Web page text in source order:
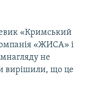
«Кримський
«ЖИСА» і
не
вирішили, що це